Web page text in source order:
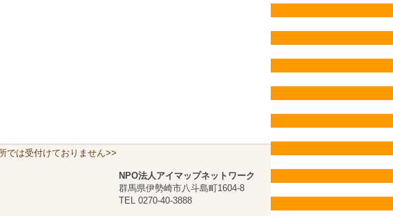
では受付けておりません>>
NPO法人アイマップネットワーク
群馬県伊勢崎市八斗島町1604-8
TEL 0270-40-3888